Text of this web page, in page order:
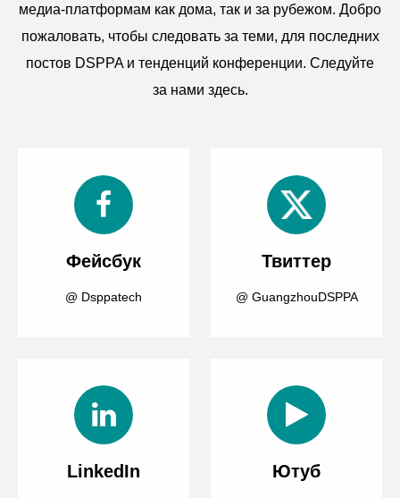
медиа-платформам как дома, так и за рубежом. Добро
пожаловать, чтобы следовать за теми, для последних
постов DSPPA и тенденций конференции. Следуйте
за нами здесь.
Фейсбук
@ Dsppatech
Твиттер
@ GuangzhouDSPPA
LinkedIn Ютуб